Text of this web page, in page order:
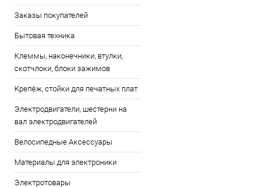
Заказы покупателей
Бытовая техника
Клеммы, наконечники, втулки,
скотчлоки, блоки зажимов
Крепёж, стойки для печатных плат
Электродвигатели, шестерни на
вал электродвигателей
Велосипедные Аксессуары
Материалы для электроники
Электротовары